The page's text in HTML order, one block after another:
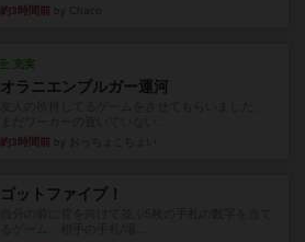
約3時間前
充実
オラニエンブルガー運河
約3時間前
ゴットファイブ！